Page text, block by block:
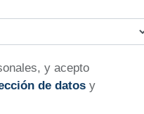
y acepto
de datos y